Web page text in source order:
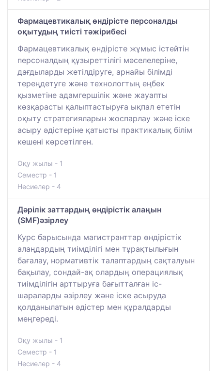
Фармацевтикалық өндірісте персоналды
оқытудың тиісті тәжірибесі
Фармацевтикалық өндірісте жұмыс істейтін
персоналдың құзыреттілігі мәселелеріне,
дағдыларды жетілдіруге, арнайы білімді
тереңдетуге және технологтың еңбек
қызметіне адамгершілік және жауапты
көзқарасты қалыптастыруға ықпал ететін
оқыту стратегияларын жоспарлау және іске
асыру әдістеріне қатысты практикалық білім
кешені көрсетілген.
Оқу жылы - 1
Семестр - 1
Несиелер - 4
Дәрілік заттардың өндірістік алаңын
(SMF)әзірлеу
Курс барысында магистранттар өндірістік
алаңдардың тиімділігі мен тұрақтылығын
бағалау, нормативтік талаптардың сақталуын
бақылау, сондай-ақ олардың операциялық
тиімділігін арттыруға бағытталған іс-
шараларды әзірлеу және іске асыруда
қолданылатын әдістер мен құралдарды
меңгереді.
Оқу жылы - 1
Семестр - 1
Несиелер - 4